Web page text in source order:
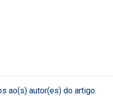
ao(s) autor(es) do artigo.